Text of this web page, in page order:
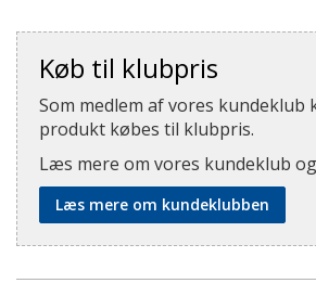
Køb til klubpris
Som medlem af vores kundeklub
produkt købes til klubpris.
Læs mere om vores kundeklub
Læs mere om kundeklubben